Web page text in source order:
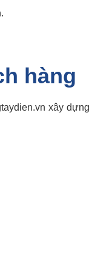
hàng
xây